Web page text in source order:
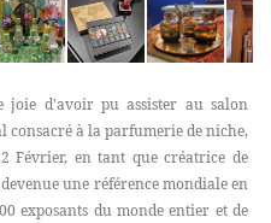
joie d'avoir pu assister au salon
consacré à la parfumerie de niche,
Février, en tant que créatrice de
une référence mondiale en
exposants du monde entier et de